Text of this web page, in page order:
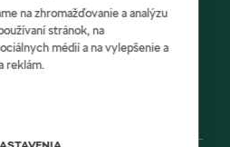
na zhromažďovanie a analýzu
stránok, na
médií a na vylepšenie a
reklám.